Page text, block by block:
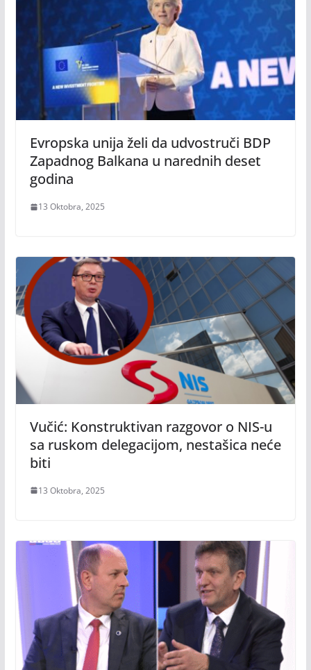
Evropska unija želi da udvostruči BDP
Zapadnog Balkana u narednih deset
godina
13 Oktobra, 2025
Vučić: Konstruktivan razgovor o NIS-u
sa ruskom delegacijom, nestašica neće
biti
13 Oktobra, 2025